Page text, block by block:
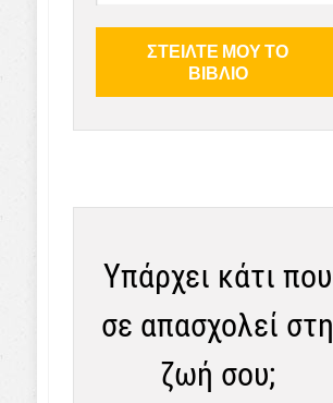
Υπάρχει κάτι που
σε απασχολεί στη
ζωή σου;